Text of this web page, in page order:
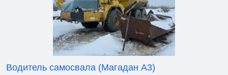
Водитель самосвала (Магадан А3)